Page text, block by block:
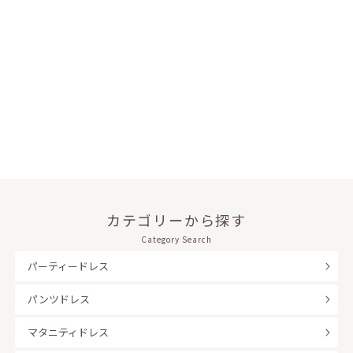
カテゴリーから探す
Category Search
パーティードレス
パンツドレス
マタニティドレス